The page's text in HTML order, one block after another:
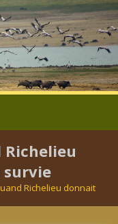
Richelieu
survie
Richelieu donnait